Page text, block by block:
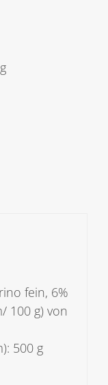
fein, 6%
100 g) von
500 g